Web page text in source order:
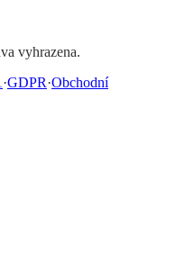
vyhrazena.
·GDPR·Obchodní